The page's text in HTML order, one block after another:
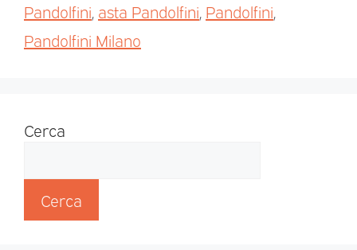
Pandolfini, asta Pandolfini, Pandolfini,
Pandolfini Milano
Cerca
Cerca